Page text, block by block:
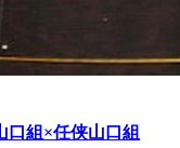
口組×任侠山口組